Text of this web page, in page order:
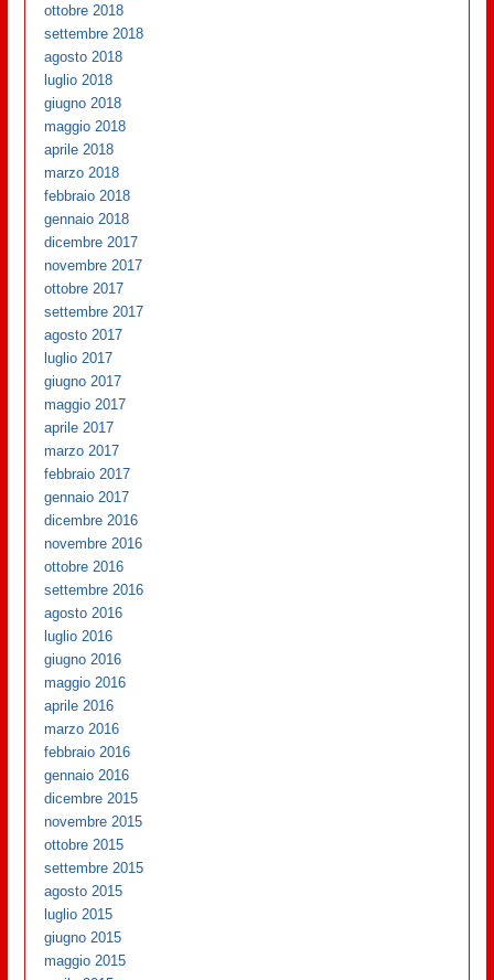
ottobre 2018
settembre 2018
agosto 2018
luglio 2018
giugno 2018
maggio 2018
aprile 2018
marzo 2018
febbraio 2018
gennaio 2018
dicembre 2017
novembre 2017
ottobre 2017
settembre 2017
agosto 2017
luglio 2017
giugno 2017
maggio 2017
aprile 2017
marzo 2017
febbraio 2017
gennaio 2017
dicembre 2016
novembre 2016
ottobre 2016
settembre 2016
agosto 2016
luglio 2016
giugno 2016
maggio 2016
aprile 2016
marzo 2016
febbraio 2016
gennaio 2016
dicembre 2015
novembre 2015
ottobre 2015
settembre 2015
agosto 2015
luglio 2015
giugno 2015
maggio 2015